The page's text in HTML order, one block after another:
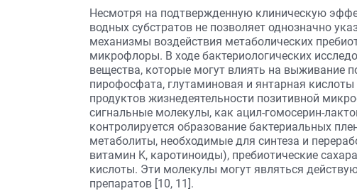
Несмотря на подтвержденную клиническую
водных субстратов не позволяет однозначно
механизмы воздействия метаболических
микрофлоры. В ходе бактериологических
вещества, которые могут влиять на выживание
пирофосфата, глутаминовая и янтарная
продуктов жизнедеятельности позитивной
сигнальные молекулы, как ацил-гомосерин-
контролируется образование бактериальных
метаболиты, необходимые для синтеза и
витамин K, каротиноиды), пребиотические
кислоты. Эти молекулы могут являться
препаратов [10, 11].